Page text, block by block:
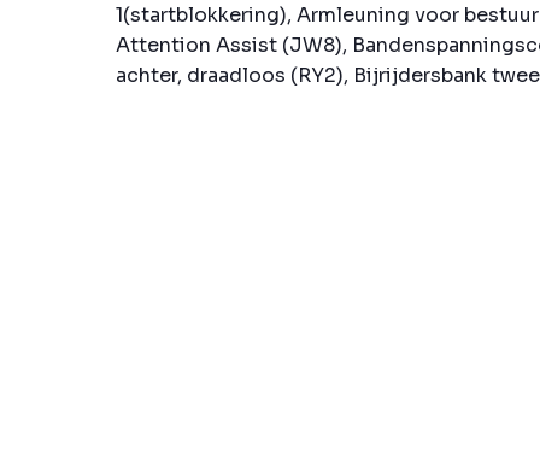
1(startblokkering), Armleuning voor
Attention Assist (JW8),
achter, draadloos (RY2), Bijrijdersbank